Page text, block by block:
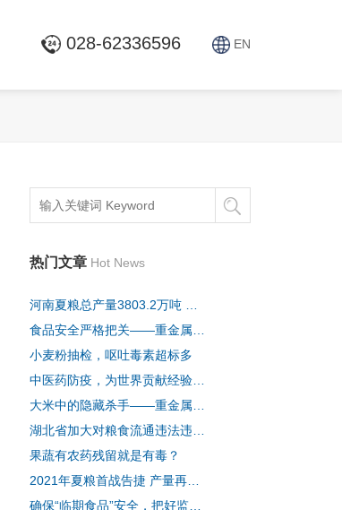
028-62336596 EN
热门文章 Hot News
河南夏粮总产量3803.2万吨 稳居全国第一
食品安全严格把关——重金属超标、黄曲霉毒素超标等食
小麦粉抽检，呕吐毒素超标多
中医药防疫，为世界贡献经验方法
大米中的隐藏杀手——重金属镉超标
湖北省加大对粮食流通违法违规行为的检查力度
果蔬有农药残留就是有毒？
2021年夏粮首战告捷 产量再创历史新高
确保“临期食品”安全，把好监管关